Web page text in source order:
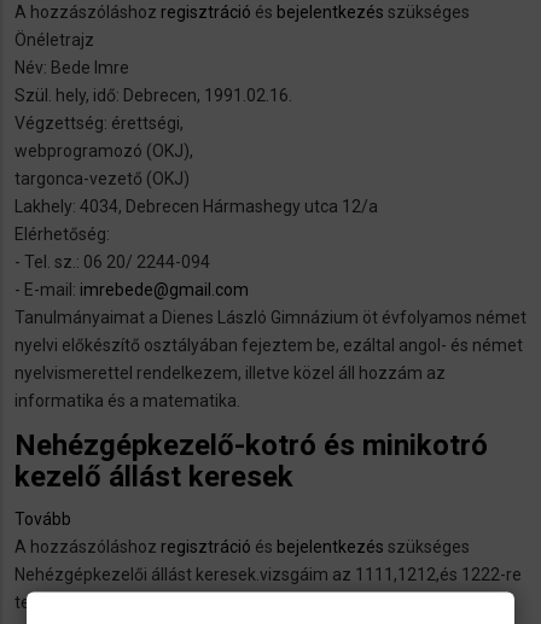
eine
Stelle
als
Abwascher,
Küchenhilfe,
angelernte
Arbeiter
oder
Staplerfahrer.)
A hozzászóláshoz regisztráció és bejelentkezés szükséges
Önéletrajz
Név: Bede Imre
Szül. hely, idő: Debrecen, 1991.02.16.
Végzettség: érettségi,
webprogramozó (OKJ),
targonca-vezető (OKJ)
Lakhely: 4034, Debrecen Hármashegy utca 12/a
Elérhetőség:
- Tel. sz.: 06 20/ 2244-094
- E-mail: imrebede@gmail.com
Tanulmányaimat a Dienes László Gimnázium öt évfolyamos német
nyelvi előkészítő osztályában fejeztem be, ezáltal angol- és német
nyelvismerettel rendelkezem, illetve közel áll hozzám az
informatika és a matematika.
Nehézgépkezelő-kotró és minikotró
kezelő állást keresek
Tovább
kotró
és
A hozzászóláshoz regisztráció és bejelentkezés szükséges
Nehézgépkezelői állást keresek.vizsgáim az 1111,1212,és 1222-re
terjednek ki.Igények,szállás biztosítása,hosszútávú